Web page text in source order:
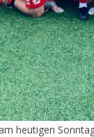
heutigen